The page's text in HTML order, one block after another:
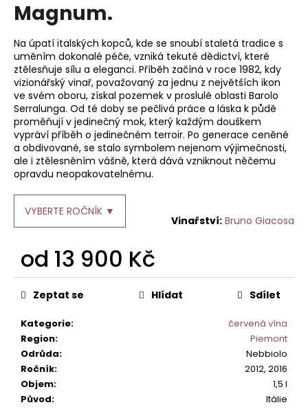
0,0
5
hvězdiček.
Magnum.
Na úpatí italských kopců, kde se snoubí staletá tradice s
uměním dokonalé péče, vzniká tekuté dědictví, které
ztělesňuje sílu a eleganci. Příběh začíná v roce 1982, kdy
vizionářský vinař, považovaný za jednu z největších ikon
ve svém oboru, získal pozemek v proslulé oblasti Barolo
Serralunga. Od té doby se pečlivá práce a láska k půdě
proměňují v jedinečný mok, který každým douškem
vypráví příběh o jedinečném terroir. Po generace ceněné
a obdivované, se stalo symbolem nejenom výjimečnosti,
ale i ztělesněním vášně, která dává vzniknout něčemu
opravdu neopakovatelnému.
VYBERTE ROČNÍK ▼
Bruno Giacosa
od 13 900 Kč
Měrná
cena:
Kategorie:
červená vína
Region:
Piemont
Odrůda:
Nebbiolo
Ročník:
2012, 2016
Objem:
1,5 l
Původ: Itálie
Zeptat se Hlídat Sdílet
a
j
í
t
?
HLEDAT
o
r
u
u
e
m
e